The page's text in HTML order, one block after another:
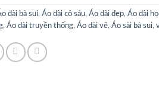
dài bà sui, Áo dài cô sáu, Áo dài đẹp, Áo dài
, Áo dài truyền thống, Áo dài vẽ, Áo sài bà sui,